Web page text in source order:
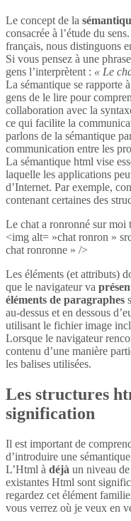
Le concept de la
consacrée à l’étude du
français, nous distinguons
Si vous pensez à une
gens l’interprètent : « Le
La sémantique se rapporte
gens de le lire pour
collaboration avec la
ce qui facilite la
parlons de la sémantique
communication entre les
La sémantique html vise
laquelle les applications
d’Internet. Par exemple,
contenant certaines des
Le chat a ronronné sur moi
<img alt= »chat ronron »
chat ronronne » />
Les éléments (et attributs)
que le navigateur va
éléments de paragraphes
au-dessus et en dessous
utilisant le fichier image
Lorsque le navigateur
contenu d’une manière
les balises utilisées.
Les structures
signification
Il est important de
d’introduire une
L’Html à déjà un niveau de
existantes Html sont
regardez cet élément
vous verrez où je veux en